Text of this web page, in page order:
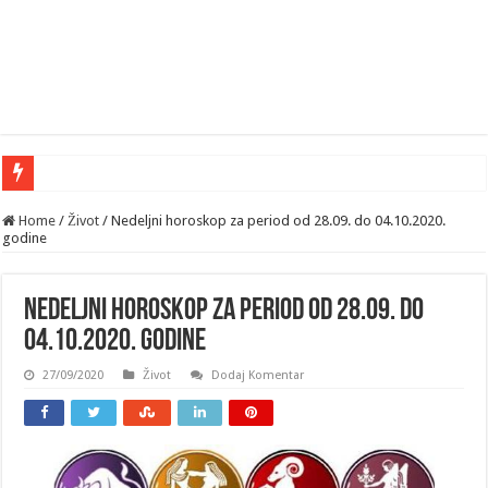
Home / Život / Nedeljni horoskop za period od 28.09. do 04.10.2020.
godine
Nedeljni horoskop za period od 28.09. do
04.10.2020. godine
27/09/2020 Život Dodaj Komentar